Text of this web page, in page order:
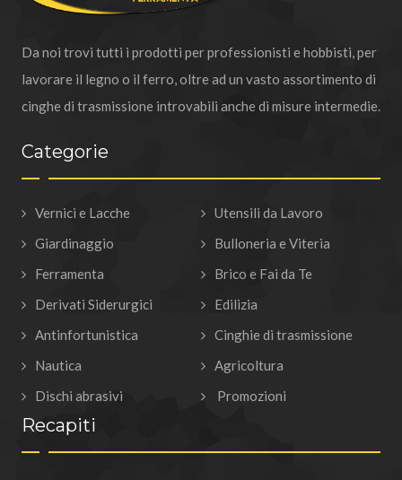
Da noi trovi tutti i prodotti per professionisti e hobbisti, per
lavorare il legno o il ferro, oltre ad un vasto assortimento di
cinghe di trasmissione introvabili anche di misure intermedie.
Categorie
Vernici e Lacche
Utensili da Lavoro
Giardinaggio
Bulloneria e Viteria
Ferramenta
Brico e Fai da Te
Derivati Siderurgici
Edilizia
Antinfortunistica
Cinghie di trasmissione
Nautica
Agricoltura
Dischi abrasivi
Promozioni
Recapiti